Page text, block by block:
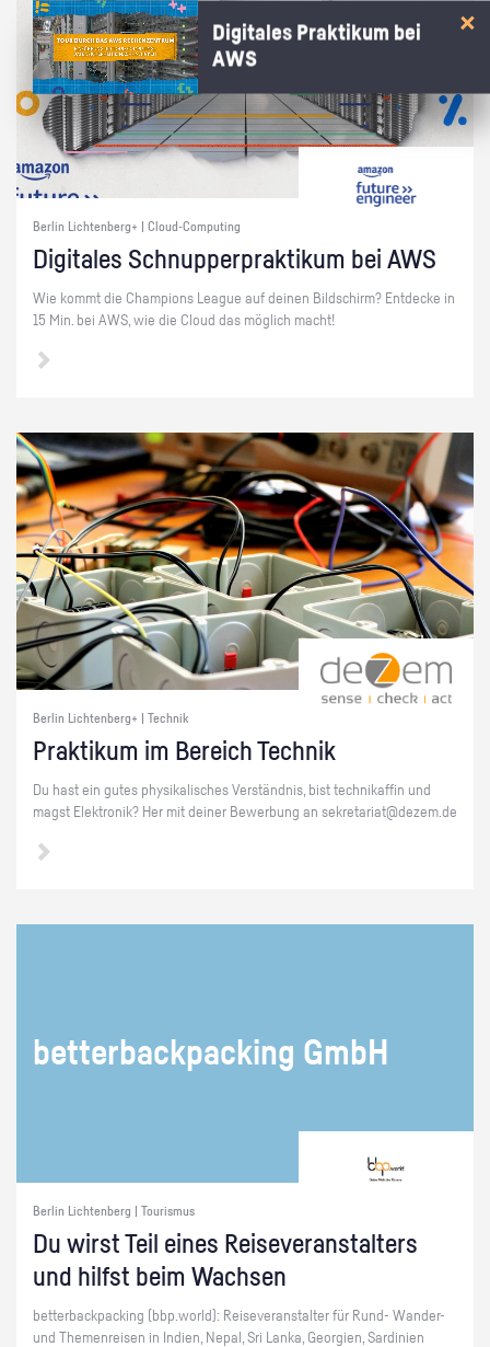
Berlin Lichtenberg+ | Cloud-Computing
Di­gi­ta­les Schnup­per­prak­ti­kum bei AWS
Wie kommt die Cham­pi­ons Le­ague auf dei­nen Bild­schirm? Ent­de­cke in
15 Min. bei AWS, wie die Cloud das mög­lich macht!
Berlin Lichtenberg+ | Technik
Prak­ti­kum im Be­reich Tech­nik
Du hast ein gutes phy­si­ka­li­sches Ver­ständ­nis, bist tech­ni­kaf­fin und
magst Elek­tro­nik? Her mit dei­ner Be­wer­bung an se­kre­ta­ri­at@​dezem.​de
bet­ter­back­packing GmbH
Berlin Lichtenberg | Tourismus
Du wirst Teil eines Rei­se­ver­an­stal­ters
und hilfst beim Wach­sen
bet­ter­back­packing (bbp.​world): Rei­se­ver­an­stal­ter für Rund- Wan­der-
und The­men­rei­sen in In­di­en, Nepal, Sri Lanka, Ge­or­gi­en, Sar­di­ni­en
Digitales Praktikum bei
AWS